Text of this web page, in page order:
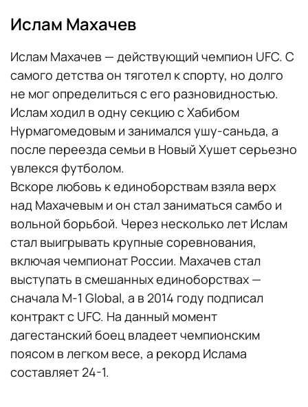
Ислам Махачев
Ислам Махачев — действующий чемпион UFC. С
самого детства он тяготел к спорту, но долго
не мог определиться с его разновидностью.
Ислам ходил в одну секцию с Хабибом
Нурмагомедовым и занимался ушу-саньда, а
после переезда семьи в Новый Хушет серьезно
увлекся футболом.
Вскоре любовь к единоборствам взяла верх
над Махачевым и он стал заниматься самбо и
вольной борьбой. Через несколько лет Ислам
стал выигрывать крупные соревнования,
включая чемпионат России. Махачев стал
выступать в смешанных единоборствах —
сначала М-1 Global, а в 2014 году подписал
контракт с UFC. На данный момент
дагестанский боец владеет чемпионским
поясом в легком весе, а рекорд Ислама
составляет 24-1.